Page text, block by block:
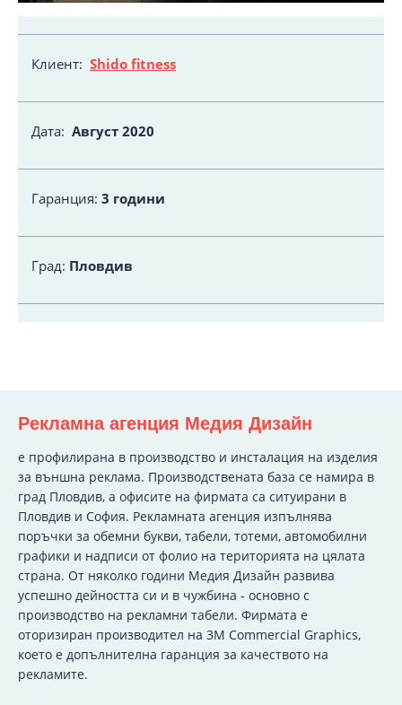
Клиент: Shido fitness
Дата: Август 2020
Гаранция: 3 години
Град: Пловдив
Рекламна агенция Медия Дизайн
e профилирана в производство и инсталация на изделия
за външна реклама. Производствената база се намира в
град Пловдив, а офисите на фирмата са ситуирани в
Пловдив и София. Рекламната агенция изпълнява
поръчки за обемни букви, табели, тотеми, автомобилни
графики и надписи от фолио на територията на цялата
страна. От няколко години Медия Дизайн развива
успешно дейността си и в чужбина - основно с
производство на рекламни табели. Фирмата е
оторизиран производител на 3M Commercial Graphics,
което е допълнителна гаранция за качеството на
рекламите.